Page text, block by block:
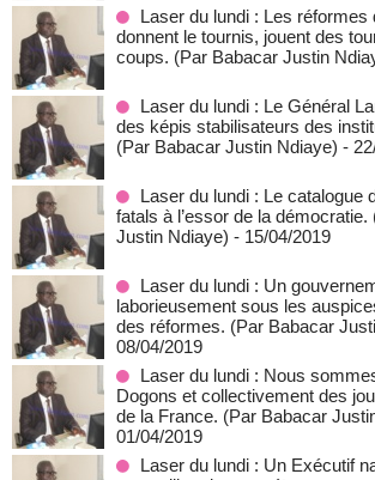
Laser du lundi : Les
donnent le tournis, jouent des
coups. (Par Babacar Justin
Laser du lundi : Le Général
des képis stabilisateurs des
(Par Babacar Justin Ndiaye) -
Laser du lundi : Le catalogue
fatals à l’essor de la
Justin Ndiaye) - 15/04/2019
Laser du lundi : Un
laborieusement sous les
des réformes. (Par Babacar
08/04/2019
Laser du lundi : Nous
Dogons et collectivement des
de la France. (Par Babacar
01/04/2019
Laser du lundi : Un Exécutif